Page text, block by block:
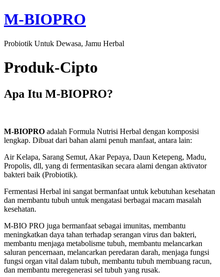
M-BIOPRO
Probiotik Untuk Dewasa, Jamu Herbal
Produk-Cipto
Apa Itu M-BIOPRO?
M-BIOPRO adalah Formula Nutrisi Herbal dengan komposisi
lengkap. Dibuat dari bahan alami penuh manfaat, antara lain:
Air Kelapa, Sarang Semut, Akar Pepaya, Daun Ketepeng, Madu,
Propolis, dll, yang di fermentasikan secara alami dengan aktivator
bakteri baik (Probiotik).
Fermentasi Herbal ini sangat bermanfaat untuk kebutuhan kesehatan
dan membantu tubuh untuk mengatasi berbagai macam masalah
kesehatan.
M-BIO PRO juga bermanfaat sebagai imunitas, membantu
meningkatkan daya tahan terhadap serangan virus dan bakteri,
membantu menjaga metabolisme tubuh, membantu melancarkan
saluran pencernaan, melancarkan peredaran darah, menjaga fungsi
fungsi organ vital dalam tubuh, membantu tubuh membuang racun,
dan membantu meregenerasi sel tubuh yang rusak.